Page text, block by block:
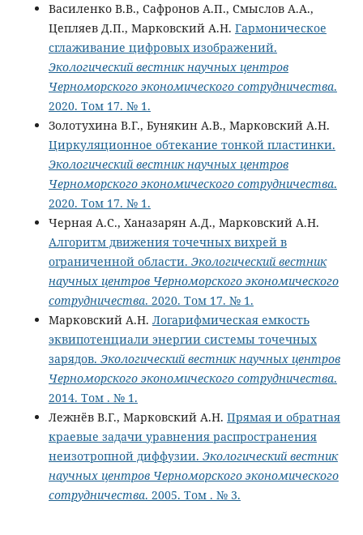
Василенко В.В., Сафронов А.П., Смыслов А.А.,
Цепляев Д.П., Марковский А.Н. Гармоническое
сглаживание цифровых изображений.
Экологический вестник научных центров
Черноморского экономического сотрудничества.
2020. Том 17. № 1.
Золотухина В.Г., Бунякин А.В., Марковский А.Н.
Циркуляционное обтекание тонкой пластинки.
Экологический вестник научных центров
Черноморского экономического сотрудничества.
2020. Том 17. № 1.
Черная А.С., Ханазарян А.Д., Марковский А.Н.
Алгоритм движения точечных вихрей в
ограниченной области. Экологический вестник
научных центров Черноморского экономического
сотрудничества. 2020. Том 17. № 1.
Марковский А.Н. Логарифмическая емкость
эквипотенциали энергии системы точечных
зарядов. Экологический вестник научных центров
Черноморского экономического сотрудничества.
2014. Том . № 1.
Лежнёв В.Г., Марковский А.Н. Прямая и обратная
краевые задачи уравнения распространения
неизотропной диффузии. Экологический вестник
научных центров Черноморского экономического
сотрудничества. 2005. Том . № 3.